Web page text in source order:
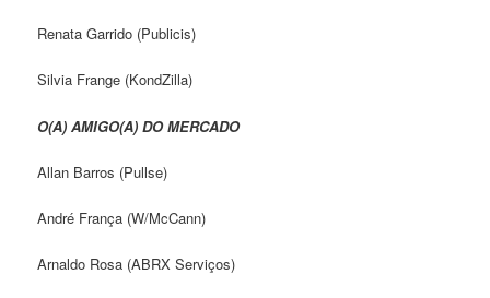
Renata Garrido (Publicis)
Silvia Frange (KondZilla)
O(A) AMIGO(A) DO MERCADO
Allan Barros (Pullse)
André França (W/McCann)
Arnaldo Rosa (ABRX Serviços)